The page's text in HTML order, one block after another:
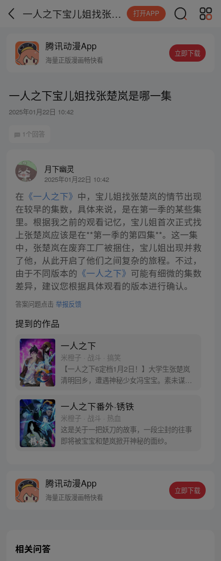
一人之下宝儿姐找张楚岚是哪一集 打开APP
腾讯动漫App
海量正版漫画畅快看
立即下载
一人之下宝儿姐找张楚岚是哪一集
2025年01月22日 10:42
1个回答
月下幽灵
2025年01月22日 10:42
在 《一人之下》 中，宝儿姐找张楚岚的情节出现
在较早的集数，具体来说，是在第一季的某些集
里。根据我之前的观看记忆，宝儿姐首次正式找
上张楚岚应该是在**第一季的第四集**。这一集
中，张楚岚在废弃工厂被捆住，宝儿姐出现并救
了他，从此开启了他们之间复杂的旅程。不过，
由于不同版本的 《一人之下》 可能有细微的集数
差异，建议您根据具体观看的版本进行确认。
答案问题点击 举报反馈
提到的作品
一人之下
米橙子 · 战斗 · 搞笑
【一人之下6定档1月2日！】大学生张楚岚
清明回乡，遭遇神秘少女冯宝宝。素未谋面
自己打工的快递公司。为了帮冯宝宝寻找她
的身世，也为了查清自己与爷爷身上的秘
密，张楚岚的生活被彻底颠覆，与冯宝宝一
同踏上“异人”之旅。
一人之下番外·锈铁
米橙子 · 战斗 · 热血
这是关于一把妖刀的故事，一段尘封的往事
即将被宝宝和楚岚掀开神秘的面纱。
腾讯动漫App
海量正版漫画畅快看
立即下载
相关问答